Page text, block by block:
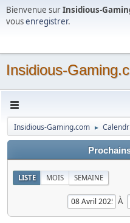
Bienvenue surInsidious-
vousenregistrer.
Insidious-
Insidious-Gaming.com ►
LISTE MOIS SEMAINE
À